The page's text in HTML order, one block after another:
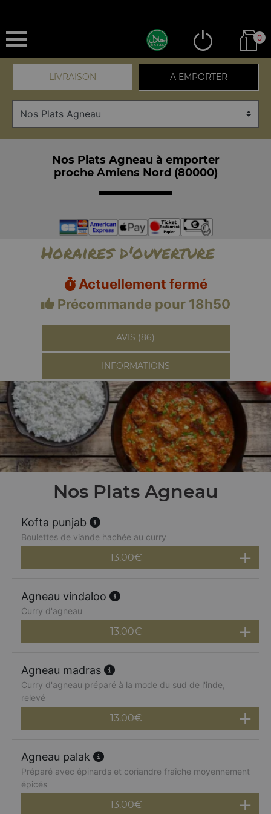
0
LIVRAISON A EMPORTER
Nos Plats Agneau à emporter
proche Amiens Nord (80000)
Horaires d'ouverture
Actuellement fermé
Précommande pour 18h50
AVIS (86)
INFORMATIONS
Nos Plats Agneau
Kofta punjab
Boulettes de viande hachée au curry
13.00€
Agneau vindaloo
Curry d'agneau
13.00€
Agneau madras
Curry d'agneau préparé à la mode du sud de l'inde,
relevé
13.00€
Agneau palak
Préparé avec épinards et coriandre fraîche moyennement
épicés
13.00€